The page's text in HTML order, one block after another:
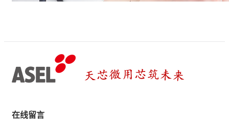
在线留言